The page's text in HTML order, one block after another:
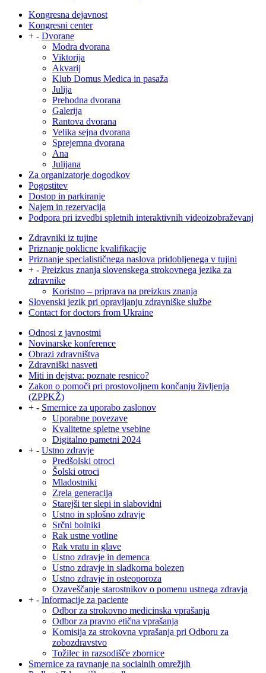
Kongresna dejavnost
Kongresni center
+ - Dvorane
Modra dvorana
Viktorija
Akvarij
Klub Domus Medica in pasaža
Julija
Prehodna dvorana
Galerija
Rantova dvorana
Velika sejna dvorana
Sprejemna dvorana
Ana
Julijana
Za organizatorje dogodkov
Pogostitev
Dostop in parkiranje
Najem in rezervacija
Podpora pri izvedbi spletnih interaktivnih videoizobraževanj
Zdravniki iz tujine
Priznanje poklicne kvalifikacije
Priznanje specialističnega naslova pridobljenega v tujini
+ - Preizkus znanja slovenskega strokovnega jezika za
zdravnike
Koristno – priprava na preizkus znanja
Slovenski jezik pri opravljanju zdravniške službe
Contact for doctors from Ukraine
Odnosi z javnostmi
Novinarske konference
Obrazi zdravništva
Zdravniški nasveti
Miti in dejstva: poznate resnico?
Zakon o pomoči pri prostovoljnem končanju življenja
(ZPPKŽ)
+ - Smernice za uporabo zaslonov
Uporabne povezave
Kvalitetne spletne vsebine
Digitalno pametni 2024
+ - Ustno zdravje
Predšolski otroci
Šolski otroci
Mladostniki
Zrela generacija
Starejši ter slepi in slabovidni
Ustno in splošno zdravje
Srčni bolniki
Rak ustne votline
Rak vratu in glave
Ustno zdravje in demenca
Ustno zdravje in sladkorna bolezen
Ustno zdravje in osteoporoza
Ozaveščanje starostnikov o pomenu ustnega zdravja
+ - Informacije za paciente
Odbor za strokovno medicinska vprašanja
Odbor za pravno etična vprašanja
Komisija za strokovna vprašanja pri Odboru za
zobozdravstvo
Tožilec in razsodišče zbornice
Smernice za ravnanje na socialnih omrežjih